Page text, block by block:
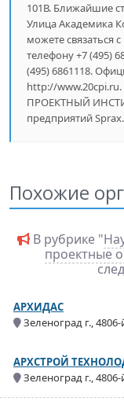
101В. Ближайшие
Улица Академика
можете связаться
телефону +7 (495)
(495) 6861118.
http://
ПРОЕКТНЫЙ
предприятий
Похожие
В рубрике "
проектные
АРХИДАС
Зеленоград г.,
АРХСТРОЙ
Зеленоград г.,